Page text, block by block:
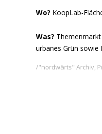
Wo? KoopLab-
Was?
urbanes Grün sowie
"nordwärts" Archiv,